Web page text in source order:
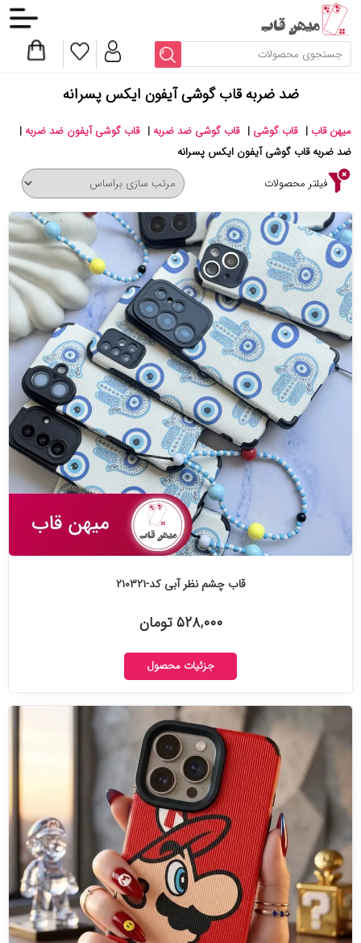
ضد ضربه قاب گوشی آیفون ایکس پسرانه
میهن قاب | قاب گوشی | قاب گوشی ضد ضربه | قاب گوشی آیفون ضد ضربه |
ضد ضربه قاب گوشی آیفون ایکس پسرانه
فیلتر محصولات
قاب چشم نظر آبی کد-۲۱۰۳۲۱
۵۲۸,۰۰۰ تومان
جزئیات محصول